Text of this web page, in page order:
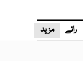
رائے مزید